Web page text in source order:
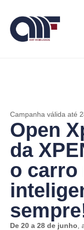
Campanha válida até
Open
da
o carro
De 20 a 28 de junho